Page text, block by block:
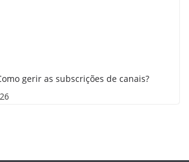
gerir as subscrições de canais?